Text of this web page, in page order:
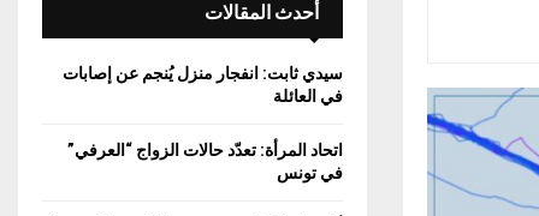
r
:
A
R
أحدث المقالات
سيدي ثابت: انفجار منزل يُنجم عن إصابات
في العائلة
اتحاد المرأة: تعدّد حالات الزواج “العرفي”
في تونس